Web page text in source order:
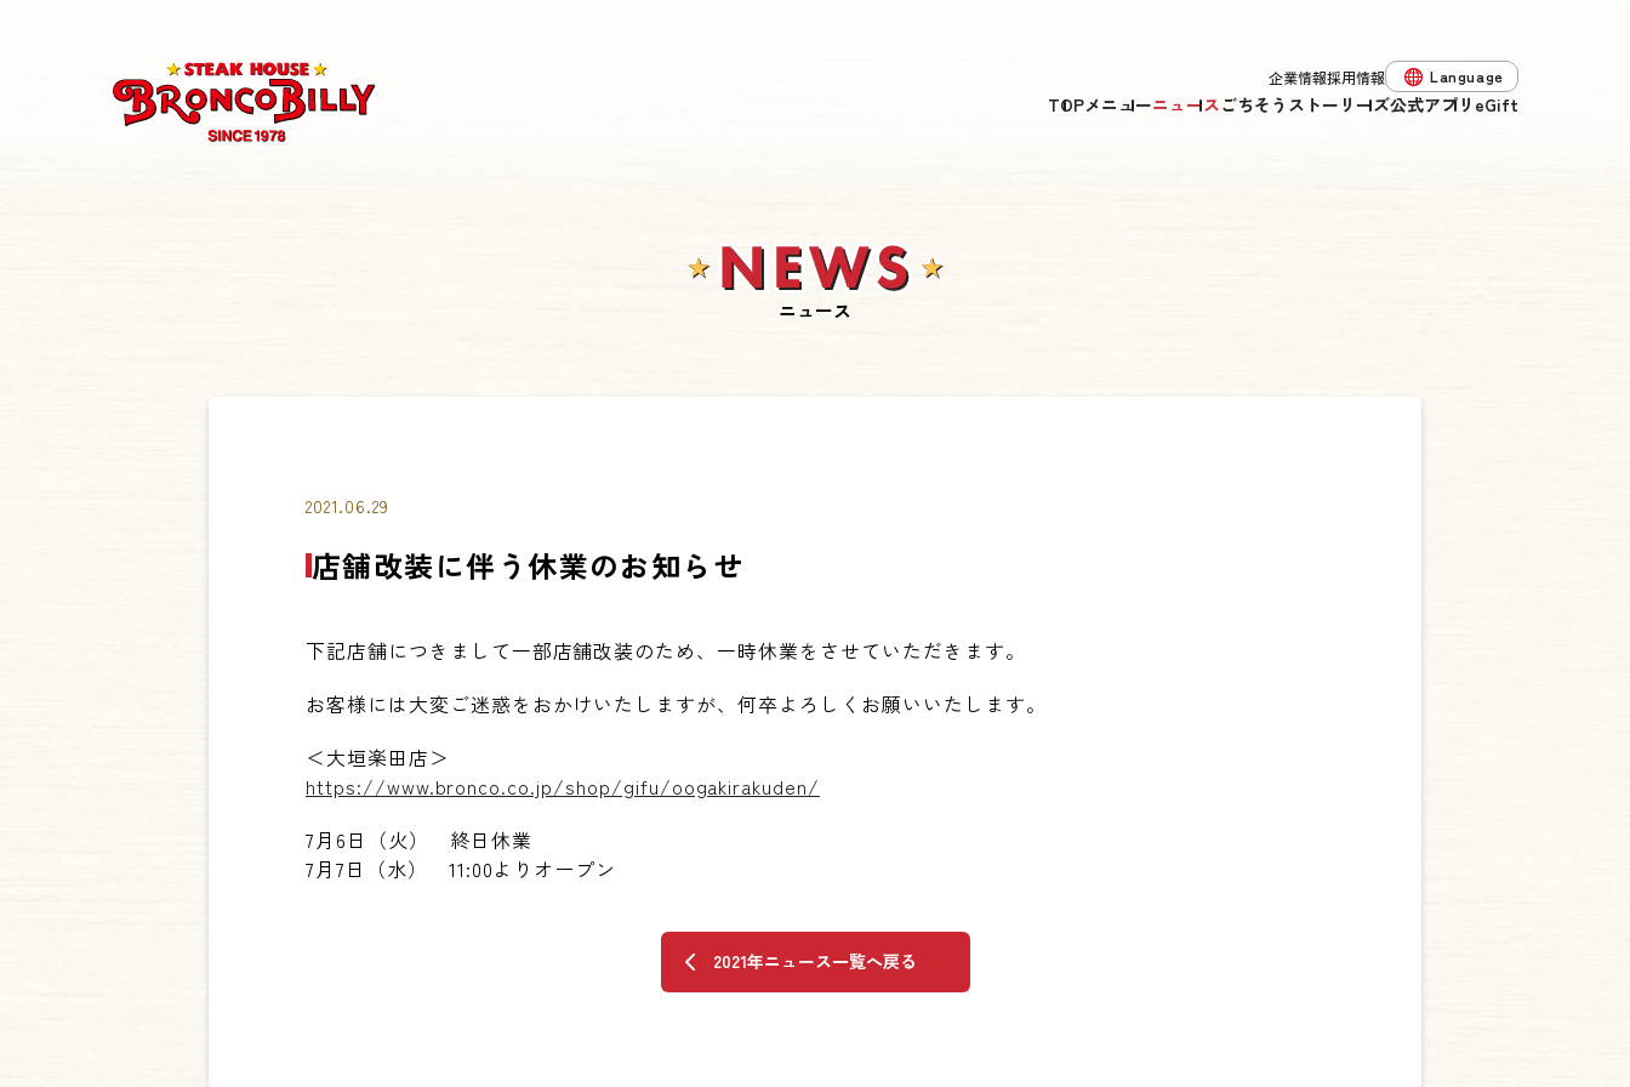
TOPメニューニュースごちそうストーリーズ公式アプリ eGift
企業情報採用情報 Language
한국어
ニュース
2021.06.29
店舗改装に伴う休業のお知らせ
下記店舗につきまして一部店舗改装のため、一時休業をさせていただきます。
お客様には大変ご迷惑をおかけいたしますが、何卒よろしくお願いいたします。
＜大垣楽田店＞
https://www.bronco.co.jp/shop/gifu/oogakirakuden/
7月6日（火） 終日休業
7月7日（水） 11:00よりオープン
2021年ニュース一覧へ戻る